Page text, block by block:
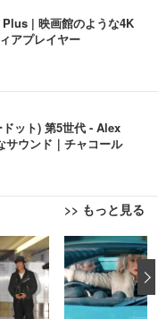
| 映画館のような4K
アプレイヤー
ット) 第5世代 - Alex
サウンド｜チャコール
>> もっと見る
椅子 テレワーク 疲れな
コンパクト 約105度ロッ
転 座面昇降 強化ナイロ
ュ 在宅ワーク H-WY01
ムモニター | FlexScan
・USB Type-C・ホワ
ーツ 薄型 レギュラー 1
300枚